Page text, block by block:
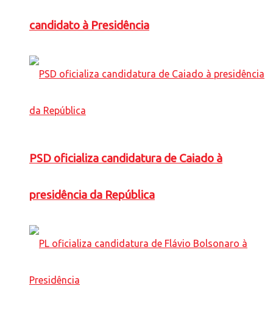
candidato à Presidência
PSD oficializa candidatura de Caiado à
presidência da República